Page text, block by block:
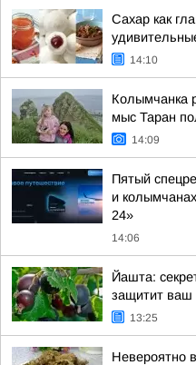
Сахар как
14:10
Колымчанка
мыс Таран
14:09
Пятый
и
24»
14:06
Йашта:
защитит ваш
13:25
Невероятно